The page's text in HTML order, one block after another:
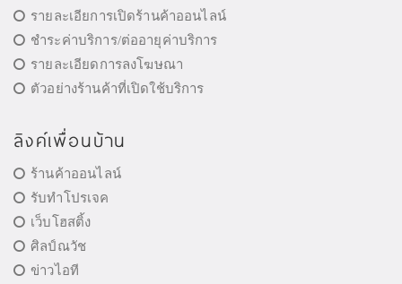
รายละเอียการเปิดร้านค้าออนไลน์
ชำระค่าบริการ/ต่ออายุค่าบริการ
รายละเอียดการลงโฆษณา
ตัวอย่างร้านค้าที่เปิดใช้บริการ
ลิงค์เพื่อนบ้าน
ร้านค้าออนไลน์
รับทำโปรเจค
เว็บโฮสติ้ง
ศิลป์ณวัช
ข่าวไอที